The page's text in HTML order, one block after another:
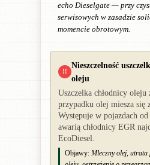
echo Dieselgate — przy
serwisowych w zasadzie
momencie obrotowym.
!!
Nieszczelność
oleju
Uszczelka chłodnicy
przypadku olej miesza się
Występuje w pojazdach
awarią chłodnicy EGR
EcoDiesel.
Objawy: Mleczny olej, utrata